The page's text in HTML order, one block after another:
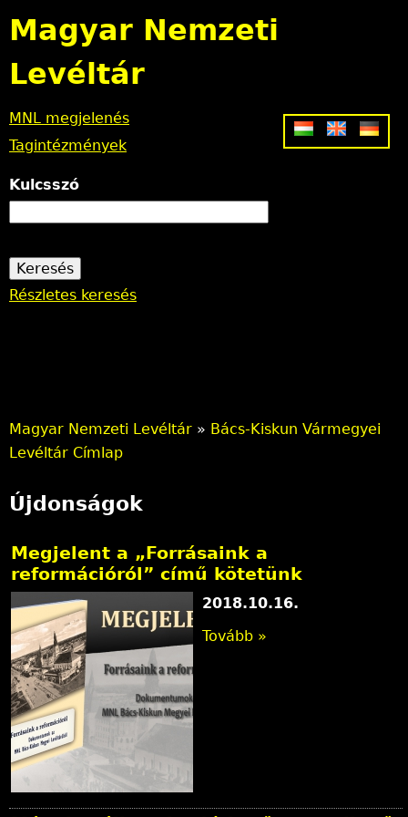
Jump to navigation
Magyar Nemzeti
Levéltár
Kulcsszó
Részletes keresés
MNL megjelenés
Tagintézmények
J
l
e
n
e
g
i
h
e
Magyar Nemzeti Levéltár » Bács-Kiskun Vármegyei
Levéltár Címlap
Újdonságok
Megjelent a „Forrásaink a
reformációról” című kötetünk
2018.10.16.
Tovább »